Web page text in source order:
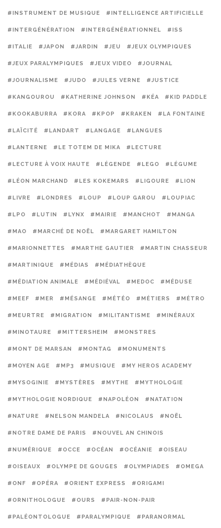
#INSTRUMENT DE MUSIQUE #INTELLIGENCE ARTIFICIELLE
#INTERGÉNÉRATION #INTERGÉNÉRATIONNEL #ISS
#ITALIE #JAPON #JARDIN #JEU #JEUX OLYMPIQUES
#JEUX PARALYMPIQUES #JEUX VIDEO #JOURNAL
#JOURNALISME #JUDO #JULES VERNE #JUSTICE
#KANGOUROU #KATHERINE JOHNSON #KÉA #KID PADDLE
#KOOKABURRA #KORA #KPOP #KRAKEN #LA FONTAINE
#LAÏCITÉ #LANDART #LANGAGE #LANGUES
#LANTERNE #LE TOTEM DE MIKA #LECTURE
#LECTURE À VOIX HAUTE #LÉGENDE #LEGO #LÉGUME
#LÉON MARCHAND #LES KOKEMARS #LIGOURE #LION
#LIVRE #LONDRES #LOUP #LOUP GAROU #LOUPIAC
#LPO #LUTIN #LYNX #MAIRIE #MANCHOT #MANGA
#MAO #MARCHÉ DE NOËL #MARGARET HAMILTON
#MARIONNETTES #MARTHE GAUTIER #MARTIN CHASSEUR
#MARTINIQUE #MÉDIAS #MÉDIATHÈQUE
#MÉDIATION ANIMALE #MÉDIÉVAL #MEDOC #MÉDUSE
#MEEF #MER #MÉSANGE #MÉTÉO #MÉTIERS #MÉTRO
#MEURTRE #MIGRATION #MILITANTISME #MINÉRAUX
#MINOTAURE #MITTERSHEIM #MONSTRES
#MONT DE MARSAN #MONTAG #MONUMENTS
#MOYEN AGE #MP3 #MUSIQUE #MY HEROS ACADEMY
#MYSOGINIE #MYSTÈRES #MYTHE #MYTHOLOGIE
#MYTHOLOGIE NORDIQUE #NAPOLÉON #NATATION
#NATURE #NELSON MANDELA #NICOLAUS #NOËL
#NOTRE DAME DE PARIS #NOUVEL AN CHINOIS
#NUMÉRIQUE #OCCE #OCÉAN #OCÉANIE #OISEAU
#OISEAUX #OLYMPE DE GOUGES #OLYMPIADES #OMEGA
#ONF #OPÉRA #ORIENT EXPRESS #ORIGAMI
#ORNITHOLOGUE #OURS #PAIR-NON-PAIR
#PALÉONTOLOGUE #PARALYMPIQUE #PARANORMAL